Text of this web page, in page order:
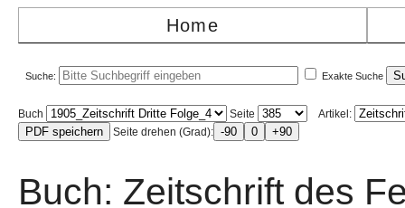
Home
Suche: Exakte Suche
Buch Seite
Artikel:
Seite drehen (Grad):
Buch: Zeitschrift des